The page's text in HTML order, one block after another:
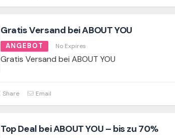
Gratis Versand bei ABOUT YOU
ANGEBOT No Expires
Gratis Versand bei ABOUT YOU
Share Email
Top Deal bei ABOUT YOU – bis zu 70%